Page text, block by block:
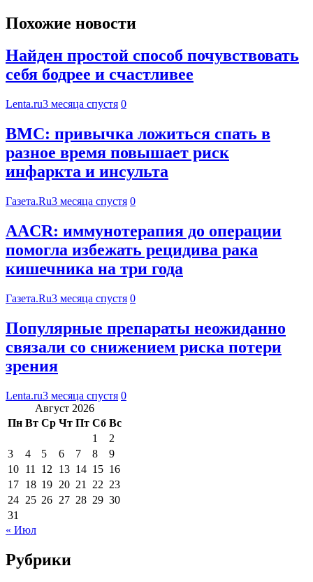
Похожие новости
Найден простой способ почувствовать
себя бодрее и счастливее
Lenta.ru3 месяца спустя 0
BMC: привычка ложиться спать в
разное время повышает риск
инфаркта и инсульта
Газета.Ru3 месяца спустя 0
AACR: иммунотерапия до операции
помогла избежать рецидива рака
кишечника на три года
Газета.Ru3 месяца спустя 0
Популярные препараты неожиданно
связали со снижением риска потери
зрения
Lenta.ru3 месяца спустя 0
Август 2026
Пн Вт Ср Чт Пт Сб Вс
1
2
3
4 5 6 7 8
9
10 11 12 13 14 15 16
17 18 19 20 21 22 23
24 25 26 27 28 29 30
31
« Июл
Рубрики